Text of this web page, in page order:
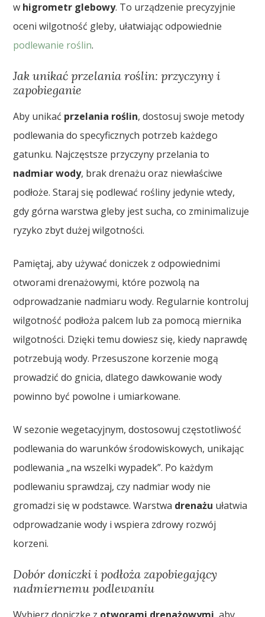
w higrometr glebowy. To urządzenie precyzyjnie
oceni wilgotność gleby, ułatwiając odpowiednie
podlewanie roślin.
Jak unikać przelania roślin: przyczyny i
zapobieganie
Aby unikać przelania roślin, dostosuj swoje metody
podlewania do specyficznych potrzeb każdego
gatunku. Najczęstsze przyczyny przelania to
nadmiar wody, brak drenażu oraz niewłaściwe
podłoże. Staraj się podlewać rośliny jedynie wtedy,
gdy górna warstwa gleby jest sucha, co zminimalizuje
ryzyko zbyt dużej wilgotności.
Pamiętaj, aby używać doniczek z odpowiednimi
otworami drenażowymi, które pozwolą na
odprowadzanie nadmiaru wody. Regularnie kontroluj
wilgotność podłoża palcem lub za pomocą miernika
wilgotności. Dzięki temu dowiesz się, kiedy naprawdę
potrzebują wody. Przesuszone korzenie mogą
prowadzić do gnicia, dlatego dawkowanie wody
powinno być powolne i umiarkowane.
W sezonie wegetacyjnym, dostosowuj częstotliwość
podlewania do warunków środowiskowych, unikając
podlewania „na wszelki wypadek”. Po każdym
podlewaniu sprawdzaj, czy nadmiar wody nie
gromadzi się w podstawce. Warstwa drenażu ułatwia
odprowadzanie wody i wspiera zdrowy rozwój
korzeni.
Dobór doniczki i podłoża zapobiegający
nadmiernemu podlewaniu